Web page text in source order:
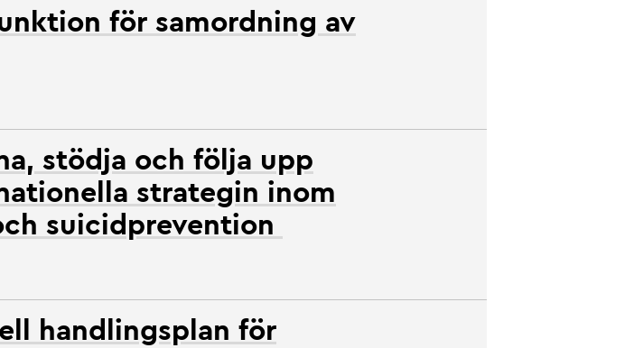
för samordning av
stödja och följa upp
strategin inom
suicidprevention
handlingsplan för